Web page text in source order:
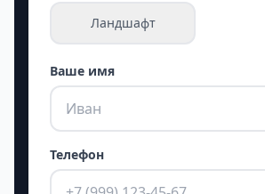
Ландшафт
Ваше имя
Телефон